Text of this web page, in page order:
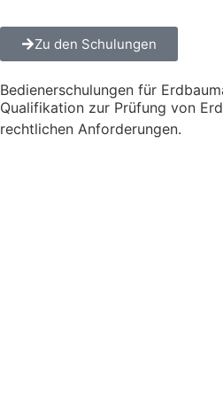
Zu den Schulungen
Bedienerschulungen für
Qualifikation zur Prüfung von
rechtlichen Anforderungen.